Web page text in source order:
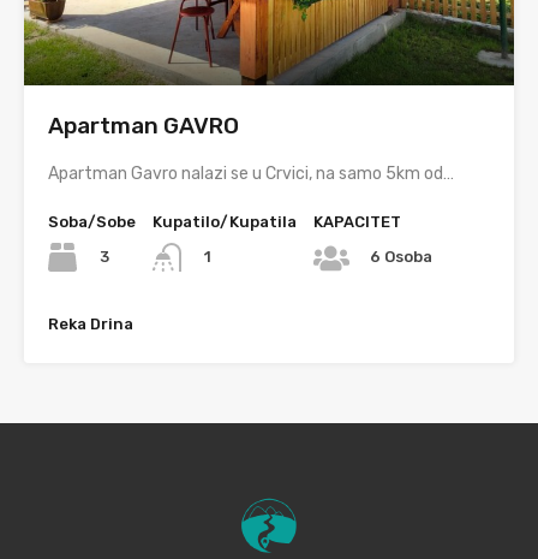
Apartman GAVRO
Apartman Gavro nalazi se u Crvici, na samo 5km od…
Soba/Sobe
3
Kupatilo/Kupatila
1
KAPACITET
6 Osoba
Reka Drina